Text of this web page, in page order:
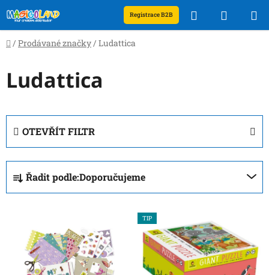
na
obsah
Registrace B2B Hledat
KOŠÍK
Domů
/ Prodávané značky / Ludattica
Ludattica
OTEVŘÍT FILTR
Ř
a
z
Řadit podle:Doporučujeme
TIP